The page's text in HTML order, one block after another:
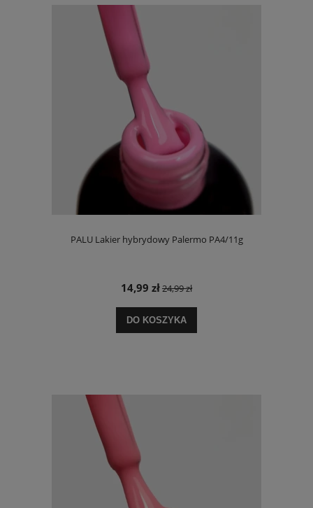
PALU Lakier hybrydowy Palermo PA4/11g
14,99 zł24,99 zł
DO KOSZYKA